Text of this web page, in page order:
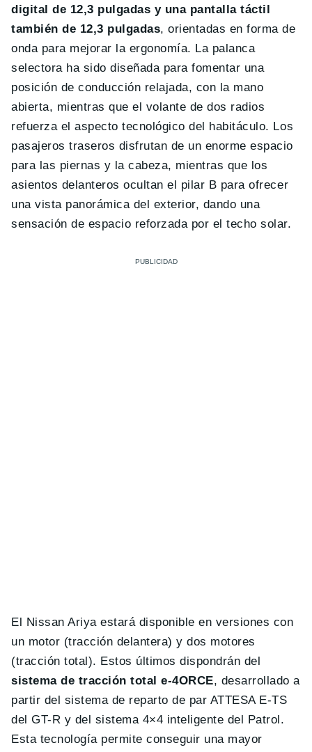
digital de 12,3 pulgadas y una pantalla táctil
también de 12,3 pulgadas, orientadas en forma de
onda para mejorar la ergonomía. La palanca
selectora ha sido diseñada para fomentar una
posición de conducción relajada, con la mano
abierta, mientras que el volante de dos radios
refuerza el aspecto tecnológico del habitáculo. Los
pasajeros traseros disfrutan de un enorme espacio
para las piernas y la cabeza, mientras que los
asientos delanteros ocultan el pilar B para ofrecer
una vista panorámica del exterior, dando una
sensación de espacio reforzada por el techo solar.
El Nissan Ariya estará disponible en versiones con
un motor (tracción delantera) y dos motores
(tracción total). Estos últimos dispondrán del
sistema de tracción total e-4ORCE, desarrollado a
partir del sistema de reparto de par ATTESA E-TS
del GT-R y del sistema 4×4 inteligente del Patrol.
Esta tecnología permite conseguir una mayor